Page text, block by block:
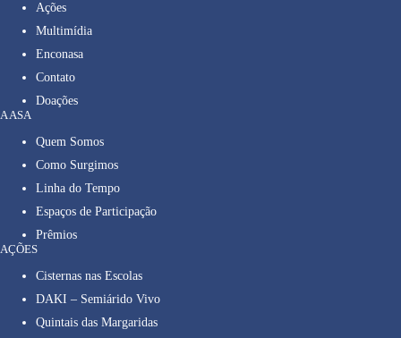
Ações
Multimídia
Enconasa
Contato
Doações
A ASA
Quem Somos
Como Surgimos
Linha do Tempo
Espaços de Participação
Prêmios
AÇÕES
Cisternas nas Escolas
DAKI – Semiárido Vivo
Quintais das Margaridas